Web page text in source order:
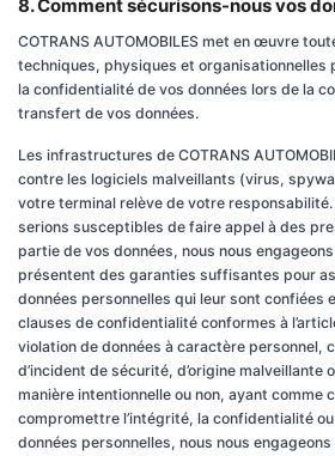
8. Comment sécurisons-nous vos
COTRANS AUTOMOBILES met en œuvre
techniques, physiques et organisationnelles
la confidentialité de vos données lors de la
transfert de vos données.
Les infrastructures de COTRANS
contre les logiciels malveillants (virus,
votre terminal relève de votre responsabilité.
serions susceptibles de faire appel à des
partie de vos données, nous nous
présentent des garanties suffisantes pour
données personnelles qui leur sont confiées
clauses de confidentialité conformes à
violation de données à caractère personnel,
d’incident de sécurité, d’origine malveillante
manière intentionnelle ou non, ayant comme
compromettre l’intégrité, la confidentialité
données personnelles, nous nous